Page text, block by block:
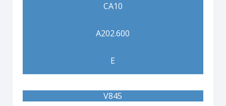
CA10
A202.600
E
V845